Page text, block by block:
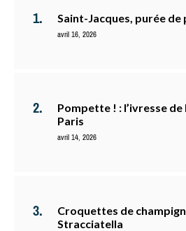
Saint-Jacques, purée
avril 16, 2026
Pompette ! : l’ivresse
Paris
avril 14, 2026
Croquettes de
Stracciatella